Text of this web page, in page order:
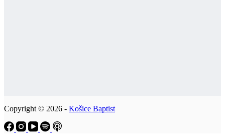
Copyright © 2026 - Košice Baptist